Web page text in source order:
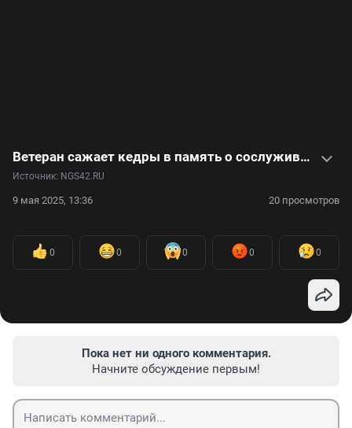
Ветеран сажает кедры в память о сослуживцах: видео
Источник: NGS42.RU
9 мая 2025, 13:36 20 просмотров
0 0 0 0 0
Пока нет ни одного комментария.
Начните обсуждение первым!